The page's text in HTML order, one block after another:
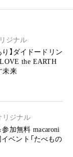
ジナル
り】ダイドードリン
the EARTH
未来
リジナル
参加無料 macaroni
ベント「たべもの